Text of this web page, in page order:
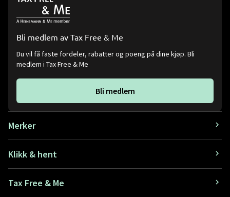
Bli medlem av Tax Free & Me
Du vil få faste fordeler, rabatter og poeng på dine kjøp. Bli
medlem i Tax Free & Me
Bli medlem
Merker
Klikk & hent
Tax Free & Me